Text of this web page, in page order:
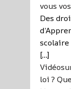
vous
Des
scolaire
[…]
loi ?